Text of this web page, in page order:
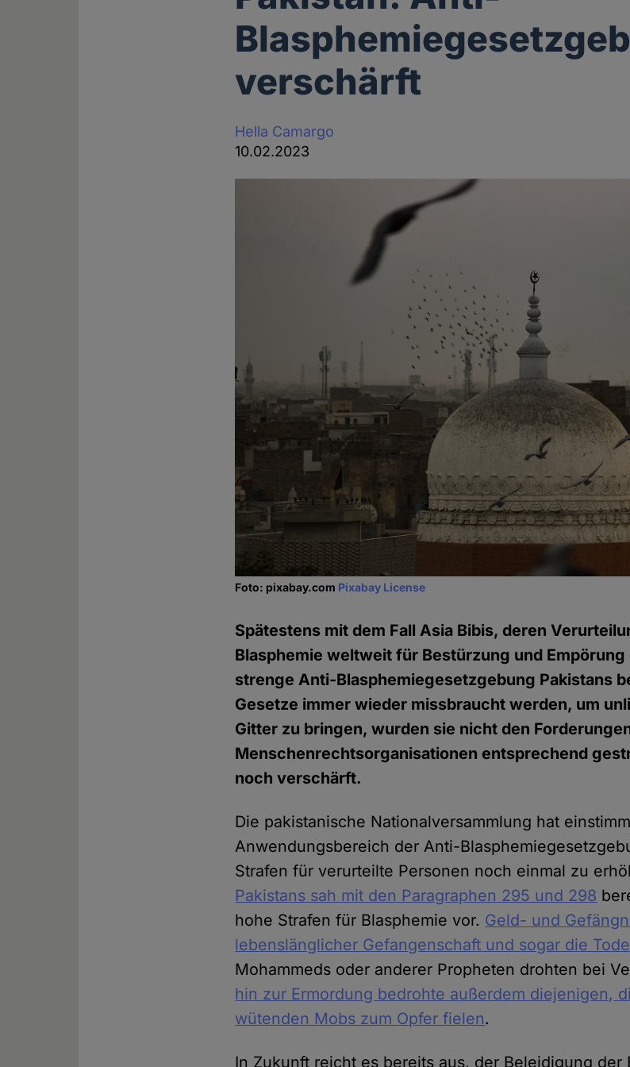
verschärft
Hella Camargo
10.02.2023
Foto: pixabay.com Pixabay License
Spätestens mit dem Fall Asia Bibis, deren
Blasphemie weltweit für Bestürzung und
strenge Anti-Blasphemiegesetzgebung Pakistans
Gesetze immer wieder missbraucht werden, um
Gitter zu bringen, wurden sie nicht den
Menschenrechtsorganisationen entsprechend
noch verschärft.
Die pakistanische Nationalversammlung hat
Anwendungsbereich der Anti-
Strafen für verurteilte Personen noch einmal zu
Pakistans sah mit den Paragraphen 295 und 298
hohe Strafen für Blasphemie vor. Geld- und
lebenslänglicher Gefangenschaft und sogar die
Mohammeds oder anderer Propheten drohten bei
hin zur Ermordung bedrohte außerdem diejenigen,
wütenden Mobs zum Opfer fielen.
In Zukunft reicht es bereits aus, der Beleidigung